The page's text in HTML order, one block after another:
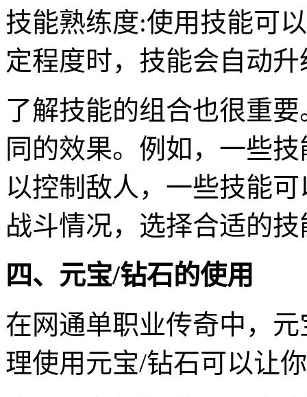
技能熟练度:使用技能可
定程度时，技能会自动升
了解技能的组合也很重
同的效果。例如，一些
以控制敌人，一些技能
战斗情况，选择合适的
四、元宝/钻石的使用
在网通单职业传奇中，
理使用元宝/钻石可以让